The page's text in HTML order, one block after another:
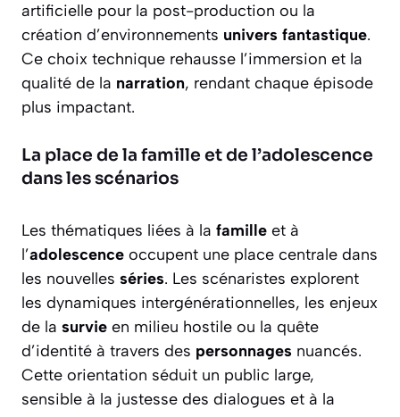
artificielle pour la post-production ou la
création d’environnements univers fantastique.
Ce choix technique rehausse l’immersion et la
qualité de la narration, rendant chaque épisode
plus impactant.
La place de la famille et de l’adolescence
dans les scénarios
Les thématiques liées à la famille et à
l’adolescence occupent une place centrale dans
les nouvelles séries. Les scénaristes explorent
les dynamiques intergénérationnelles, les enjeux
de la survie en milieu hostile ou la quête
d’identité à travers des personnages nuancés.
Cette orientation séduit un public large,
sensible à la justesse des dialogues et à la